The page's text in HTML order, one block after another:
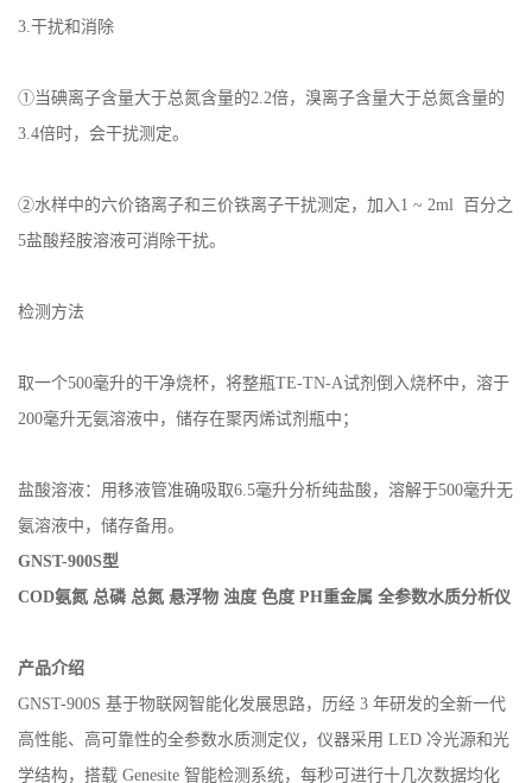
3.干扰和消除
①当碘离子含量大于总氮含量的2.2倍，溴离子含量大于总氮含量的
3.4倍时，会干扰测定。
②水样中的六价铬离子和三价铁离子干扰测定，加入1 ~ 2ml 百分之
5盐酸羟胺溶液可消除干扰。
检测方法
取一个500毫升的干净烧杯，将整瓶TE-TN-A试剂倒入烧杯中，溶于
200毫升无氨溶液中，储存在聚丙烯试剂瓶中；
盐酸溶液：用移液管准确吸取6.5毫升分析纯盐酸，溶解于500毫升无
氨溶液中，储存备用。
GNST-900S型
COD氨氮 总磷 总氮 悬浮物 浊度 色度 PH重金属 全参数水质分析仪
产品介绍
GNST-900S 基于物联网智能化发展思路，历经 3 年研发的全新一代
高性能、高可靠性的全参数水质测定仪，仪器采用 LED 冷光源和光
学结构，搭载 Genesite 智能检测系统，每秒可进行十几次数据均化